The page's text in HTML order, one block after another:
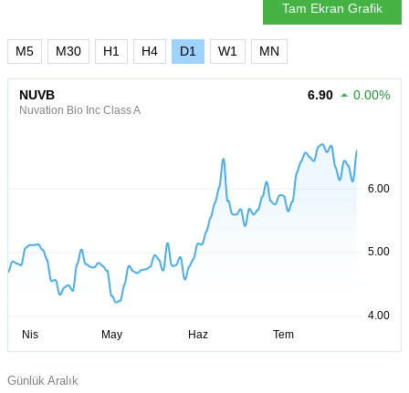
Tam Ekran Grafik
M5 M30 H1 H4 D1 W1 MN
NUVB
Nuvation Bio Inc Class A
6.90 0.00%
Günlük Aralık